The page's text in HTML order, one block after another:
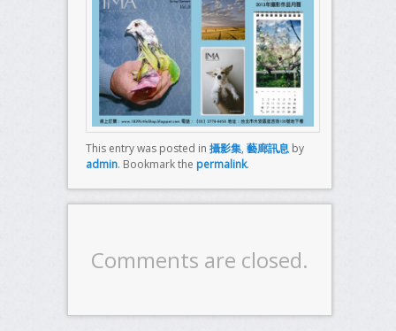
This entry was posted in 攝影集, 藝廊訊息by
admin. Bookmark the permalink.
Comments are closed.